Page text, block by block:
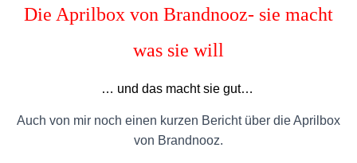
Die Aprilbox von Brandnooz- sie macht
was sie will
… und das macht sie gut…
Auch von mir noch einen kurzen Bericht über die Aprilbox
von Brandnooz.